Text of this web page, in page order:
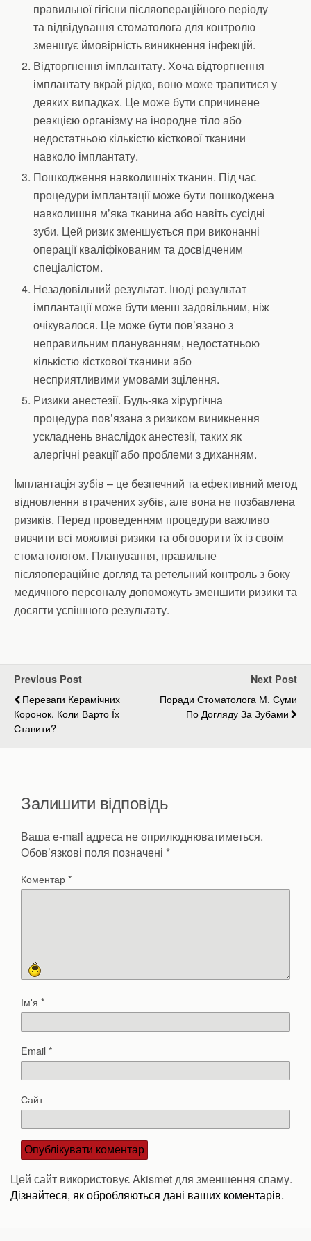
правильної гігієни післяопераційного періоду
та відвідування стоматолога для контролю
зменшує ймовірність виникнення інфекцій.
Відторгнення імплантату. Хоча відторгнення
імплантату вкрай рідко, воно може трапитися у
деяких випадках. Це може бути спричинене
реакцією організму на інородне тіло або
недостатньою кількістю кісткової тканини
навколо імплантату.
Пошкодження навколишніх тканин. Під час
процедури імплантації може бути пошкоджена
навколишня м’яка тканина або навіть сусідні
зуби. Цей ризик зменшується при виконанні
операції кваліфікованим та досвідченим
спеціалістом.
Незадовільний результат. Іноді результат
імплантації може бути менш задовільним, ніж
очікувалося. Це може бути пов’язано з
неправильним плануванням, недостатньою
кількістю кісткової тканини або
несприятливими умовами зцілення.
Ризики анестезії. Будь-яка хірургічна
процедура пов’язана з ризиком виникнення
ускладнень внаслідок анестезії, таких як
алергічні реакції або проблеми з диханням.
Імплантація зубів – це безпечний та ефективний метод
відновлення втрачених зубів, але вона не позбавлена
ризиків. Перед проведенням процедури важливо
вивчити всі можливі ризики та обговорити їх із своїм
стоматологом. Планування, правильне
післяопераційне догляд та ретельний контроль з боку
медичного персоналу допоможуть зменшити ризики та
досягти успішного результату.
Previous Post
Переваги Керамічних
Коронок. Коли Варто Їх
Ставити?
Next Post
Поради Стоматолога М. Суми
По Догляду За Зубами
Залишити відповідь
Ваша e-mail адреса не оприлюднюватиметься.
Обов’язкові поля позначені *
Коментар*
Ім'я *
Email*
Сайт
Цей сайт використовує Akismet для зменшення спаму.
Дізнайтеся, як обробляються дані ваших коментарів.